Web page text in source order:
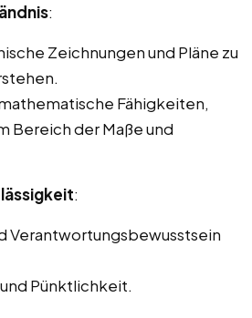
:
Zeichnungen und Pläne zu
Fähigkeiten,
Bereich der Maße und
:
Verantwortungsbewusstsein
Pünktlichkeit.